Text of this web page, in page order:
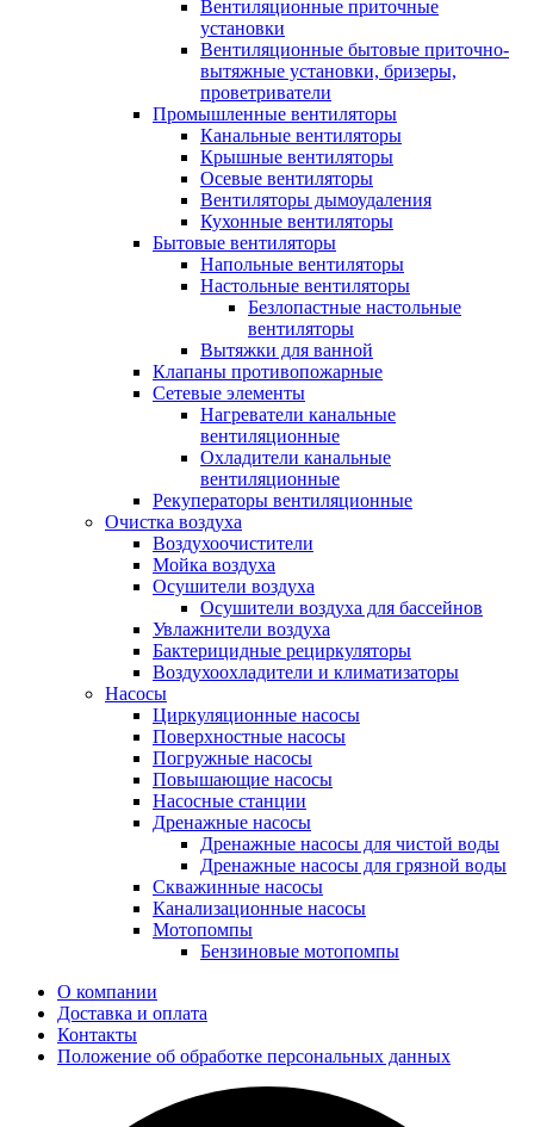
Вентиляционные приточные
установки
Вентиляционные бытовые приточно-
вытяжные установки, бризеры,
проветриватели
Промышленные вентиляторы
Канальные вентиляторы
Крышные вентиляторы
Осевые вентиляторы
Вентиляторы дымоудаления
Кухонные вентиляторы
Бытовые вентиляторы
Напольные вентиляторы
Настольные вентиляторы
Безлопастные настольные
вентиляторы
Вытяжки для ванной
Клапаны противопожарные
Сетевые элементы
Нагреватели канальные
вентиляционные
Охладители канальные
вентиляционные
Рекуператоры вентиляционные
Очистка воздуха
Воздухоочистители
Мойка воздуха
Осушители воздуха
Осушители воздуха для бассейнов
Увлажнители воздуха
Бактерицидные рециркуляторы
Воздухоохладители и климатизаторы
Насосы
Циркуляционные насосы
Поверхностные насосы
Погружные насосы
Повышающие насосы
Насосные станции
Дренажные насосы
Дренажные насосы для чистой воды
Дренажные насосы для грязной воды
Скважинные насосы
Канализационные насосы
Мотопомпы
Бензиновые мотопомпы
О компании
Доставка и оплата
Контакты
Положение об обработке персональных данных